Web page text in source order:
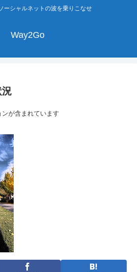
ーシャルネットの波を乗りこなせ
Way2Go
況
が含まれています